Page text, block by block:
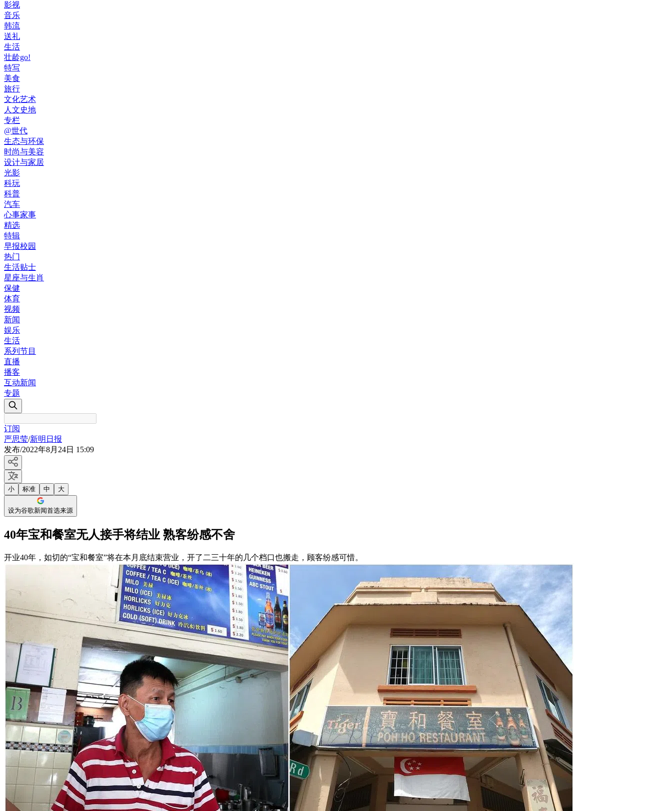
影视
音乐
韩流
送礼
生活
壮龄go!
特写
美食
旅行
文化艺术
人文史地
专栏
@世代
生态与环保
时尚与美容
设计与家居
光影
科玩
科普
汽车
心事家事
精选
特辑
早报校园
热门
生活贴士
星座与生肖
保健
体育
视频
新闻
娱乐
生活
系列节目
直播
播客
互动新闻
专题
订阅
严思莹/新明日报
发布/2022年8月24日 15:09
小 标准 中 大
设为谷歌新闻首选来源
40年宝和餐室无人接手将结业 熟客纷感不舍
开业40年，如切的“宝和餐室”将在本月底结束营业，开了二三十年的几个档口也搬走，顾客纷感可惜。